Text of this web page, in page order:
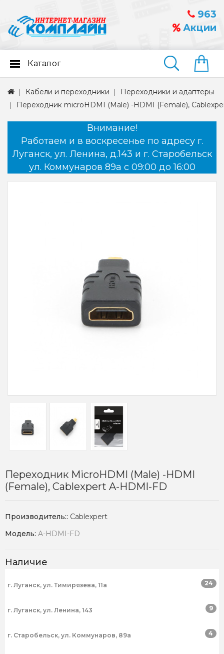
963
Акции
Найти
Каталог
Кабели и переходники
Переходники и адаптеры
Переходник microHDMI (Male) -HDMI (Female),
Внимание!
Работаем и в воскресенье по адресу г.
Луганск, ул. Ленина, д.143 и г. Старобельск
ул. Коммунаров 89а с 09:00 до 16:00
Переходник MicroHDMI (Male) -HDMI
(Female), Cablexpert A-HDMI-FD
Производитель:: Cablexpert
Модель: A-HDMI-FD
Наличие
г. Луганск, ул. Тимирязева, 11а 24
г. Луганск, ул. Ленина, 143 9
г. Старобельск, ул. Коммунаров, 89а 4